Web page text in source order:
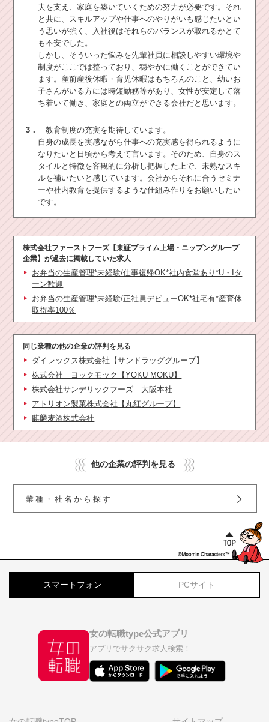
夫を支え、家庭を築いていくための努力が必要です。それ
と共に、スキルアップや仕事へのやりがいも感じたいとい
う思いが強く、入社後はそれらのバランスが取れるかとて
も不安でした。
しかし、そういった悩みを先輩社員に相談しやすい環境や
制度がここでは整っており、穏やかに働くことができてい
ます。産前産後休暇・育児休暇はもちろんのこと、幼いお
子さんがいる方には時短勤務等があり、女性が安定して落
ち着いて働き、家庭との両立ができる会社だと思います。
3．
教育制度の充実を期待しています。
自身の成長を実感ながら仕事への充実感を得られるように
なりたいと日頃から考えて言います。そのため、自身のス
タイルと特徴を客観的に分析し把握した上で、未熟なスキ
ルを補いたいと感じています。会社からそれに合うセミナ
ーや社内教育を提供するような仕組み作りをお願いしたい
です。
株式会社ファーストフーズ【東証プライム上場・ニップングループ
企業】が過去に掲載していた求人
お弁当の生産管理*未経験/仕事復帰OK*社内食堂あり*U・Iタ
ーン歓迎
お弁当の生産管理*未経験/正社員デビューOK*社宅有*産育休
取得率100％
同じ業種の他の企業の評判を見る
ダイレックス株式会社【サンドラッググループ】
株式会社 ヨックモック【YOKU MOKU】
株式会社サンデリックフーズ 大阪本社
アトリオン製菓株式会社【丸紅グループ】
麒麟麦酒株式会社
他の企業の評判を見る
業種・社名から探す
スマートフォン PCサイト
女の転職type公式アプリ
アプリでサクサク求人検索！